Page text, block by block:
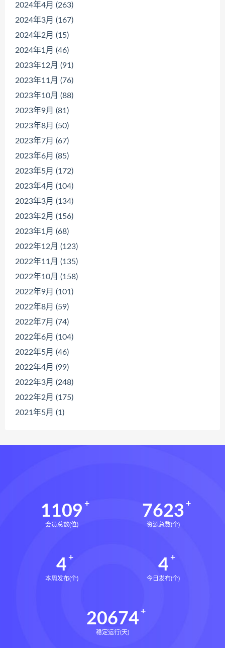
2024年4月 (263)
2024年3月 (167)
2024年2月 (15)
2024年1月 (46)
2023年12月 (91)
2023年11月 (76)
2023年10月 (88)
2023年9月 (81)
2023年8月 (50)
2023年7月 (67)
2023年6月 (85)
2023年5月 (172)
2023年4月 (104)
2023年3月 (134)
2023年2月 (156)
2023年1月 (68)
2022年12月 (123)
2022年11月 (135)
2022年10月 (158)
2022年9月 (101)
2022年8月 (59)
2022年7月 (74)
2022年6月 (104)
2022年5月 (46)
2022年4月 (99)
2022年3月 (248)
2022年2月 (175)
2021年5月 (1)
1109
会员总数(位)
7623
资源总数(个)
4
本周发布(个)
4
今日发布(个)
20674
稳定运行(天)